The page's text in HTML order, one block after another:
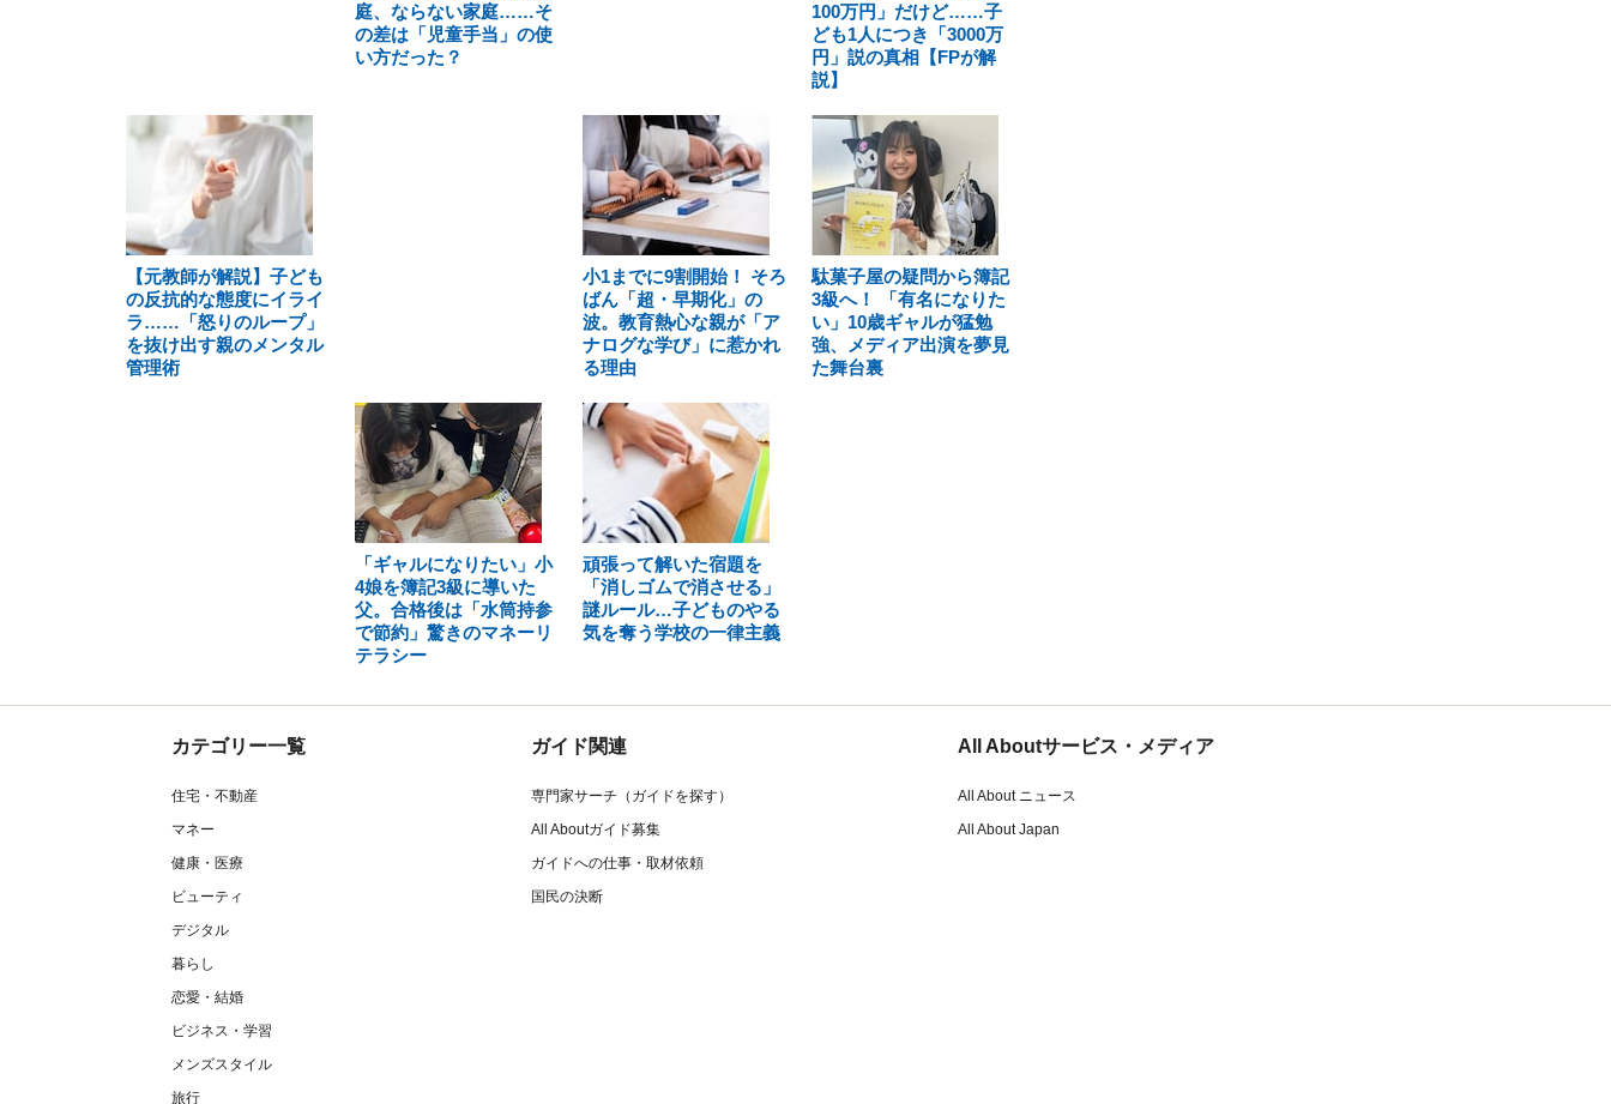
庭、ならない家庭……そ
の差は「児童手当」の使
い方だった？
100万円」だけど……子
ども1人につき「3000万
円」説の真相【FPが解
説】
【元教師が解説】子ども
の反抗的な態度にイライ
ラ……「怒りのループ」
を抜け出す親のメンタル
管理術
小1までに9割開始！ そろ
ばん「超・早期化」の
波。教育熱心な親が「ア
ナログな学び」に惹かれ
る理由
駄菓子屋の疑問から簿記
3級へ！ 「有名になりた
い」10歳ギャルが猛勉
強、メディア出演を夢見
た舞台裏
「ギャルになりたい」小
4娘を簿記3級に導いた
父。合格後は「水筒持参
で節約」驚きのマネーリ
テラシー
頑張って解いた宿題を
「消しゴムで消させる」
謎ルール…子どものやる
気を奪う学校の一律主義
カテゴリー一覧
住宅・不動産
マネー
健康・医療
ビューティ
デジタル
暮らし
恋愛・結婚
ビジネス・学習
メンズスタイル
旅行
ガイド関連
専門家サーチ（ガイドを探す）
All Aboutガイド募集
ガイドへの仕事・取材依頼
国民の決断
All Aboutサービス・メディア
All About ニュース
All About Japan